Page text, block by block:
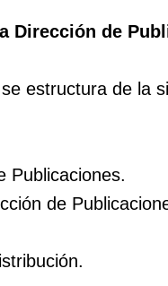
Dirección de
estructura de la
Publicaciones.
de